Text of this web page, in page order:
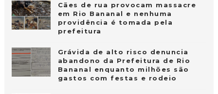
Cães de rua provocam massacre
em Rio Bananal e nenhuma
providência é tomada pela
prefeitura
Grávida de alto risco denuncia
abandono da Prefeitura de Rio
Bananal enquanto milhões são
gastos com festas e rodeio